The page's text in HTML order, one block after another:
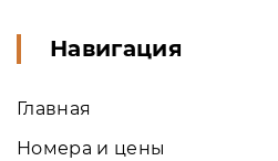
Навигация
Главная
Номера и цены